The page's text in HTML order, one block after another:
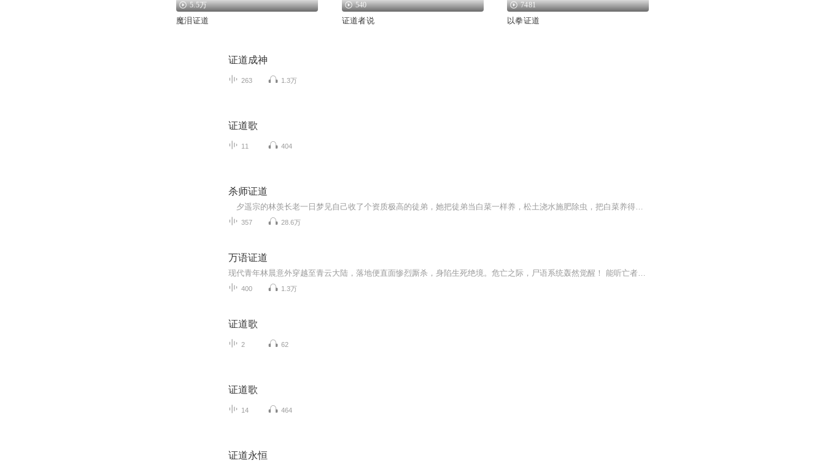
5.5万
魔泪证道
540
证道者说
7481
以拳证道
证道成神
263 1.3万
证道歌
11 404
杀师证道
夕遥宗的林羡长老一日梦见自己收了个资质极高的徒弟，她把徒弟当白菜一样养，松土浇水施肥除虫，把白菜养得白白嫩嫩，殊不知哪一步出了差错，她被自己亲手养大的白菜杀了。 林羡：“？” 一觉睡醒，掌门牵了个面黄肌瘦的少年到她跟前，“小八你看...
357 28.6万
万语证道
现代青年林晨意外穿越至青云大陆，落地便直面惨烈厮杀，身陷生死绝境。危亡之际，尸语系统轰然觉醒！ 能听亡者低语，可辨世间秘辛。解析残魂记忆，挖掘上古传承，凭尸语窥天机，借造化锻神躯。一次次完成系统任务，斩获逆天奖赏，肉身筋骨不断蜕变，实力一...
400 1.3万
证道歌
2 62
证道歌
14 464
证道永恒